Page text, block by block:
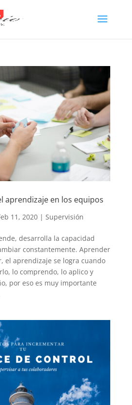
aprendizaje en los equipos
11, 2020| Supervisión
desarrolla la capacidad
constantemente. Aprender
el aprendizaje se logra cuando
lo comprendo, lo aplico y
por eso es muy importante